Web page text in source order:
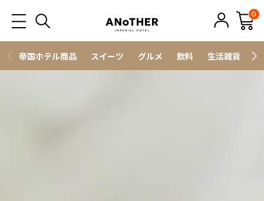
0
帝国ホテル商品 スイーツ グルメ 飲料 生活雑貨